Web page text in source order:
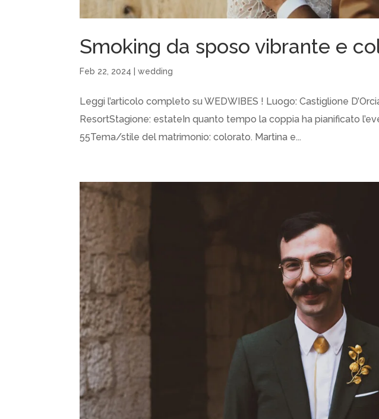
Smoking da sposo vibrante e
Feb 22, 2024 |wedding
Leggi l’articolo completo su WEDWIBES ! Luogo: Castiglione
ResortStagione: estateIn quanto tempo la coppia ha pianificato
55Tema/stile del matrimonio: colorato. Martina e...